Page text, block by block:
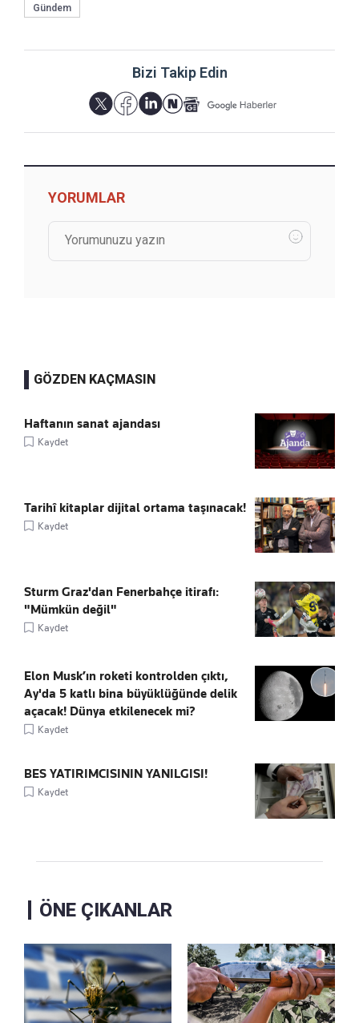
Gündem
Bizi Takip Edin
YORUMLAR
GÖZDEN KAÇMASIN
Haftanın sanat ajandası
Kaydet
Tarihî kitaplar dijital ortama taşınacak!
Kaydet
Sturm Graz'dan Fenerbahçe itirafı:
"Mümkün değil"
Kaydet
Elon Musk’ın roketi kontrolden çıktı,
Ay'da 5 katlı bina büyüklüğünde delik
açacak! Dünya etkilenecek mi?
Kaydet
BES YATIRIMCISININ YANILGISI!
Kaydet
ÖNE ÇIKANLAR